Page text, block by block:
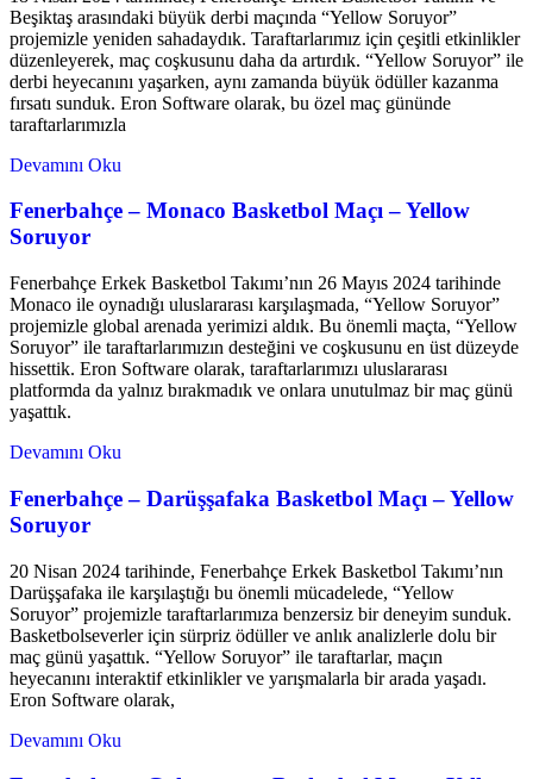
Beşiktaş arasındaki büyük derbi maçında “Yellow Soruyor”
projemizle yeniden sahadaydık. Taraftarlarımız için çeşitli etkinlikler
düzenleyerek, maç coşkusunu daha da artırdık. “Yellow Soruyor” ile
derbi heyecanını yaşarken, aynı zamanda büyük ödüller kazanma
fırsatı sunduk. Eron Software olarak, bu özel maç gününde
taraftarlarımızla
Devamını Oku
Fenerbahçe – Monaco Basketbol Maçı – Yellow
Soruyor
Fenerbahçe Erkek Basketbol Takımı’nın 26 Mayıs 2024 tarihinde
Monaco ile oynadığı uluslararası karşılaşmada, “Yellow Soruyor”
projemizle global arenada yerimizi aldık. Bu önemli maçta, “Yellow
Soruyor” ile taraftarlarımızın desteğini ve coşkusunu en üst düzeyde
hissettik. Eron Software olarak, taraftarlarımızı uluslararası
platformda da yalnız bırakmadık ve onlara unutulmaz bir maç günü
yaşattık.
Devamını Oku
Fenerbahçe – Darüşşafaka Basketbol Maçı – Yellow
Soruyor
20 Nisan 2024 tarihinde, Fenerbahçe Erkek Basketbol Takımı’nın
Darüşşafaka ile karşılaştığı bu önemli mücadelede, “Yellow
Soruyor” projemizle taraftarlarımıza benzersiz bir deneyim sunduk.
Basketbolseverler için sürpriz ödüller ve anlık analizlerle dolu bir
maç günü yaşattık. “Yellow Soruyor” ile taraftarlar, maçın
heyecanını interaktif etkinlikler ve yarışmalarla bir arada yaşadı.
Eron Software olarak,
Devamını Oku